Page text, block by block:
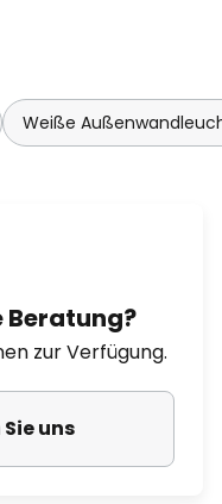
Weiße
Beratung?
zur Verfügung.
uns